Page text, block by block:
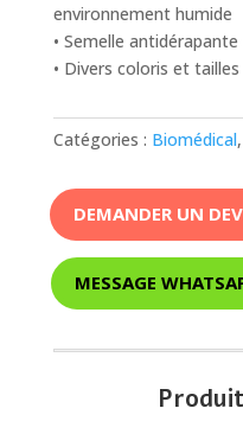
environnement humide
• Semelle
• Divers coloris et
Catégories : Biomédical,
DEMANDER UN
MESSAGE